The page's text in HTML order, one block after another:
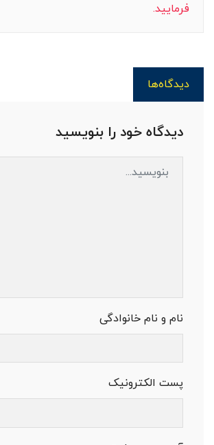
فرمایید.
دیدگاه‌ها
دیدگاه خود را بنویسید
نام و نام خانوادگی
پست الکترونیک